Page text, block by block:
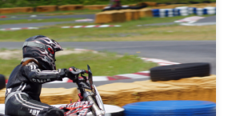
につぶやいているので怪訝に(？)思われているか
け […]